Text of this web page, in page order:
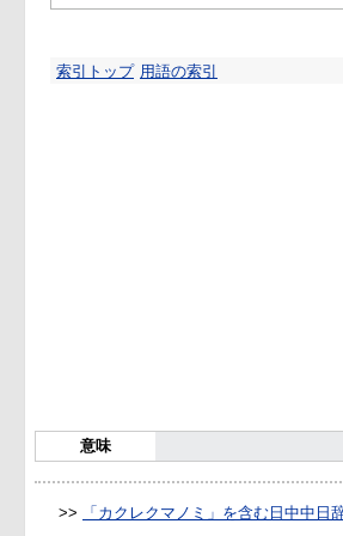
索引トップ 用語の索引
意味
>> 「カクレクマノミ」を含む日中中日